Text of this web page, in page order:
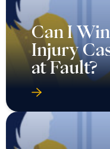
Can I
Injury
at Fault?